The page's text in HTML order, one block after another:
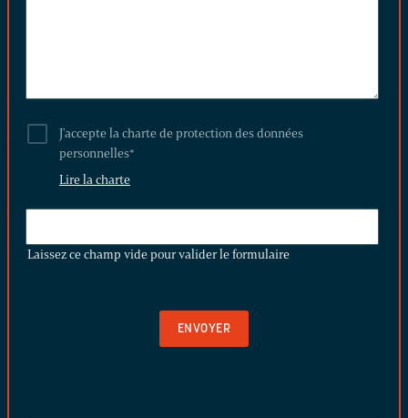
J'accepte la charte de protection des données
personnelles*
Lire la charte
CHAMP
Laissez ce champ vide pour valider le formulaire